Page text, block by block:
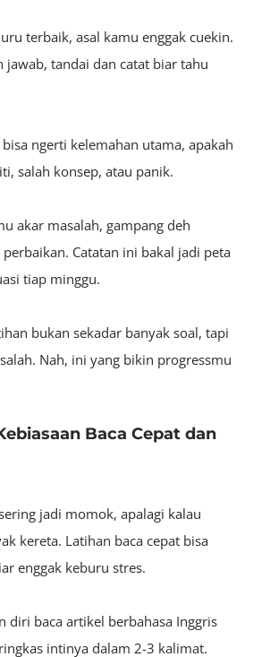
terbaik, asal kamu enggak cuekin.
jawab, tandai dan catat biar tahu
ngerti kelemahan utama, apakah
salah konsep, atau panik.
akar masalah, gampang deh
Catatan ini bakal jadi peta
tiap minggu.
bukan sekadar banyak soal, tapi
Nah, ini yang bikin progressmu
Baca Cepat dan
jadi momok, apalagi kalau
kereta. Latihan baca cepat bisa
enggak keburu stres.
diri baca artikel berbahasa Inggris
intinya dalam 2-3 kalimat.